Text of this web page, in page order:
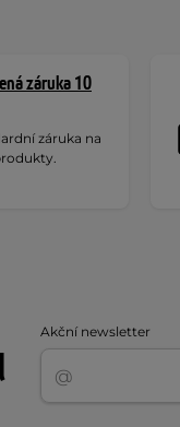
záruka 10
záruka na
Akční newsletter